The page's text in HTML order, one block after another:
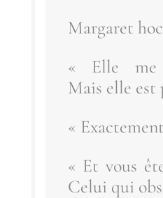
Mar­ga­ret
« Elle me
Mais elle est
«
« Et vous
Celui qui